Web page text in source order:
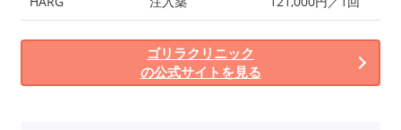
ゴリラクリニック
の公式サイトを見る